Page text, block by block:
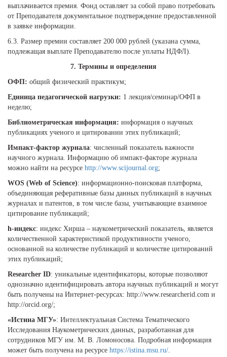
выплачивается премия. Фонд оставляет за собой право потребовать
от Преподавателя документальное подтверждение предоставленной
в заявке информации.
6.3. Размер премии составляет 200 000 рублей (указана сумма,
подлежащая выплате Преподавателю после уплаты НДФЛ).
7. Термины и определения
ОФП: общий физический практикум;
Единица педагогической нагрузки: 1 лекция/семинар/ОФП в
неделю;
Библиометрическая информация: информация о научных
публикациях ученого и цитировании этих публикаций;
Импакт-фактор журнала: численный показатель важности
научного журнала. Информацию об импакт-факторе журнала
можно найти на ресурсе http://www.scijournal.org;
WOS (Web of Science): информационно-поисковая платформа,
объединяющая реферативные базы данных публикаций в научных
журналах и патентов, в том числе базы, учитывающие взаимное
цитирование публикаций;
h-индекс: индекс Хирша – наукометрический показатель, является
количественной характеристикой продуктивности ученого,
основанной на количестве публикаций и количестве цитирований
этих публикаций;
Researcher ID: уникальные идентификаторы, которые позволяют
однозначно идентифицировать автора научных публикаций и могут
быть получены на Интернет-ресурсах: http://www.researcherid.com и
http://orcid.org/;
«Истина МГУ»: Интеллектуальная Система Тематического
Исследования Наукометрических данных, разработанная для
сотрудников МГУ им. М. В. Ломоносова. Подробная информация
может быть получена на ресурсе https://istina.msu.ru/.